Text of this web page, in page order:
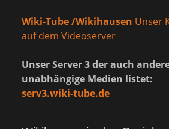
Wiki-Tube /Wikihausen Unser
auf dem Videoserver
Unser Server 3 der auch
unabhängige Medien listet:
serv3.wiki-tube.de